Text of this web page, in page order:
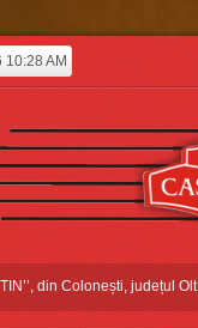
AM
din Colonești, județul Olt!